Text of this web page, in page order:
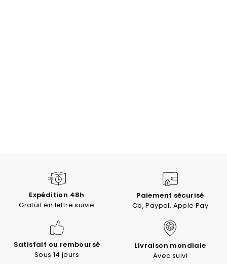
Expédition 48h
Gratuit en lettre suivie
Paiement sécurisé
Cb, Paypal, Apple Pay
Satisfait ou remboursé
Sous 14 jours
Livraison mondiale
Avec suivi